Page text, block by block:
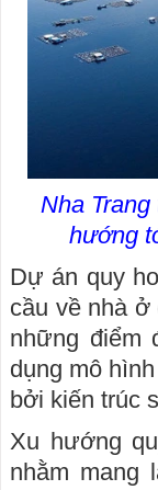
Nha
hướng
Dự án quy
cầu về nhà
những điểm
dụng mô
bởi kiến trúc
Xu hướng
nhằm mang